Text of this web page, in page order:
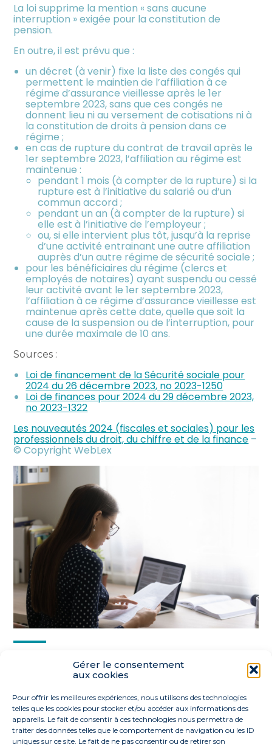
Gérer le consentement
aux cookies
Pour offrir les meilleures expériences, nous utilisons des technologies
telles que les cookies pour stocker et/ou accéder aux informations des
appareils. Le fait de consentir à ces technologies nous permettra de
traiter des données telles que le comportement de navigation ou les ID
uniques sur ce site. Le fait de ne pas consentir ou de retirer son
La loi supprime la mention « sans aucune
interruption » exigée pour la constitution de
pension.
En outre, il est prévu que :
un décret (à venir) fixe la liste des congés qui
permettent le maintien de l’affiliation à ce
régime d’assurance vieillesse après le 1er
septembre 2023, sans que ces congés ne
donnent lieu ni au versement de cotisations ni à
la constitution de droits à pension dans ce
régime ;
en cas de rupture du contrat de travail après le
1er septembre 2023, l’affiliation au régime est
maintenue :
pendant 1 mois (à compter de la rupture) si la
rupture est à l’initiative du salarié ou d’un
commun accord ;
pendant un an (à compter de la rupture) si
elle est à l’initiative de l’employeur ;
ou, si elle intervient plus tôt, jusqu’à la reprise
d’une activité entrainant une autre affiliation
auprès d’un autre régime de sécurité sociale ;
pour les bénéficiaires du régime (clercs et
employés de notaires) ayant suspendu ou cessé
leur activité avant le 1er septembre 2023,
l’affiliation à ce régime d’assurance vieillesse est
maintenue après cette date, quelle que soit la
cause de la suspension ou de l’interruption, pour
une durée maximale de 10 ans.
Sources :
Loi de financement de la Sécurité sociale pour
2024 du 26 décembre 2023, no 2023-1250
Loi de finances pour 2024 du 29 décembre 2023,
no 2023-1322
Les nouveautés 2024 (fiscales et sociales) pour les
professionnels du droit, du chiffre et de la finance –
© Copyright WebLex
FaceBook
TwitterLinkedIn